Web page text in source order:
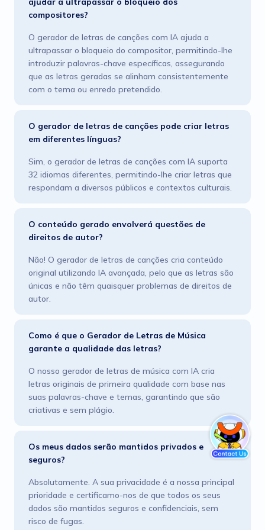
compositores?
O gerador de letras de canções com IA ajuda a
ultrapassar o bloqueio do compositor, permitindo-lhe
introduzir palavras-chave específicas, assegurando
que as letras geradas se alinham consistentemente
com o tema ou enredo pretendido.
O gerador de letras de canções pode criar letras
em diferentes línguas?
Sim, o gerador de letras de canções com IA suporta
32 idiomas diferentes, permitindo-lhe criar letras que
respondam a diversos públicos e contextos culturais.
O conteúdo gerado envolverá questões de
direitos de autor?
Não! O gerador de letras de canções cria conteúdo
original utilizando IA avançada, pelo que as letras são
únicas e não têm quaisquer problemas de direitos de
autor.
Como é que o Gerador de Letras de Música
garante a qualidade das letras?
O nosso gerador de letras de música com IA cria
letras originais de primeira qualidade com base nas
suas palavras-chave e temas, garantindo que são
criativas e sem plágio.
Os meus dados serão mantidos privados e
seguros?
Absolutamente. A sua privacidade é a nossa principal
prioridade e certificamo-nos de que todos os seus
dados são mantidos seguros e confidenciais, sem
risco de fugas.